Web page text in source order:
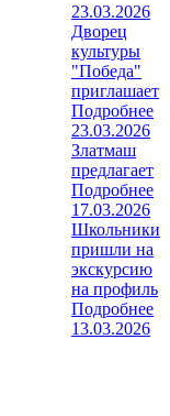
23.03.2026
Дворец
культуры
"Победа"
приглашает
Подробнее
23.03.2026
Златмаш
предлагает
Подробнее
17.03.2026
Школьники
пришли на
экскурсию
на профиль
Подробнее
13.03.2026